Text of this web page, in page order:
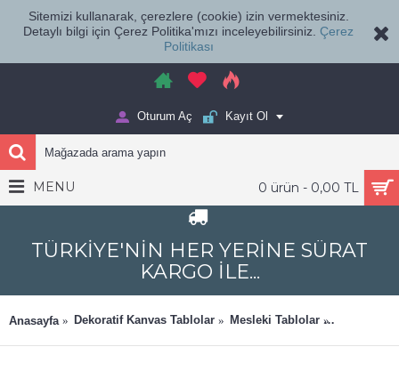
Sitemizi kullanarak, çerezlere (cookie) izin vermektesiniz.
Detaylı bilgi için Çerez Politika'mızı inceleyebilirsiniz. Çerez
Politikası
Oturum Aç Kayıt Ol
0 ürün - 0,00 TL
MENU
TÜRKİYE'NİN HER YERİNE SÜRAT
KARGO İLE...
Anasayfa Dekoratif Kanvas Tablolar Mesleki Tablolar